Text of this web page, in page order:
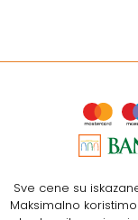
Sve cene su
Maksimalno